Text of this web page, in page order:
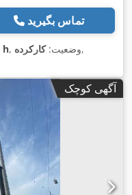
تماس بگیرید
۱۰۰ h , وضعیت:کارکرده ,
آگهی کوچک